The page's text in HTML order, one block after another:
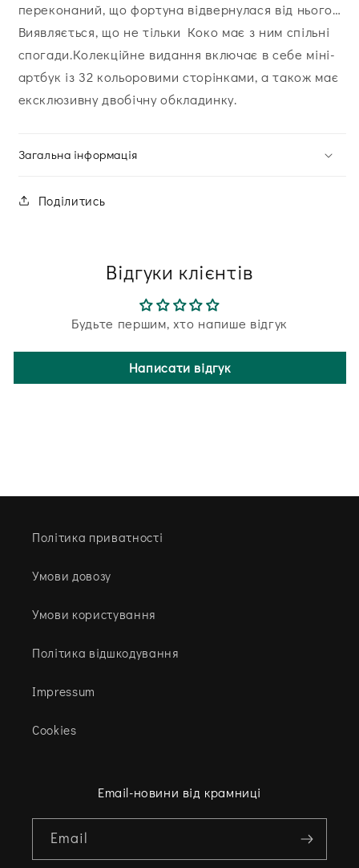
переконаний, що фортуна відвернулася від нього…
Виявляється, що не тільки Коко має з ним спільні
спогади.Колекційне видання включає в себе міні-
артбук із 32 кольоровими сторінками, а також має
ексклюзивну двобічну обкладинку.
Загальна інформація
Поділитись
Відгуки клієнтів
Будьте першим, хто напише відгук
Написати відгук
Політика приватності
Умови довозу
Умови користування
Політика відшкодування
Impressum
Cookies
Email-новини від крамниці
Email